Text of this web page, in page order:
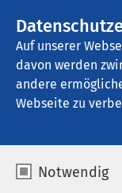
Auf unserer
davon werden
andere
Webseite zu
Notwendig
AMEOS Klinikum